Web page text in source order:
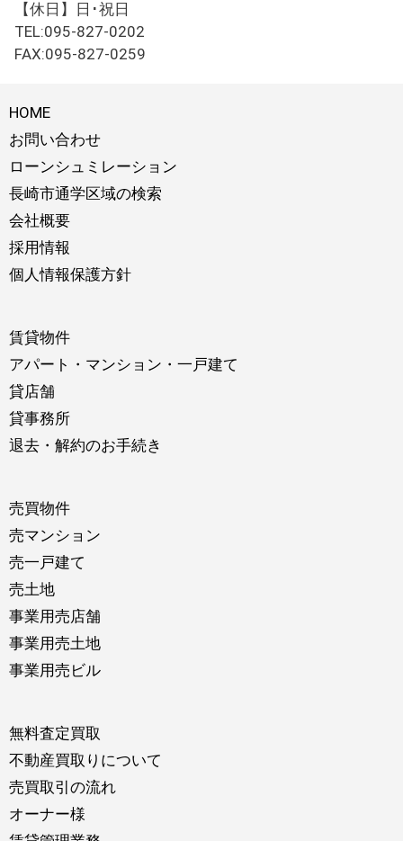
【休日】日･祝日
TEL:095-827-0202
FAX:095-827-0259
HOME
お問い合わせ
ローンシュミレーション
長崎市通学区域の検索
会社概要
採用情報
個人情報保護方針
賃貸物件
アパート・マンション・一戸建て
貸店舗
貸事務所
退去・解約のお手続き
売買物件
売マンション
売一戸建て
売土地
事業用売店舗
事業用売土地
事業用売ビル
無料査定買取
不動産買取りについて
売買取引の流れ
オーナー様